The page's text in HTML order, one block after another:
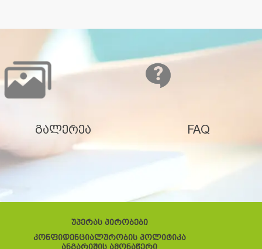
გალერეა FAQ
უპერას პირობები
კონფიდენციალურობის პოლიტიკა
ანგარიშის ამონაწერი